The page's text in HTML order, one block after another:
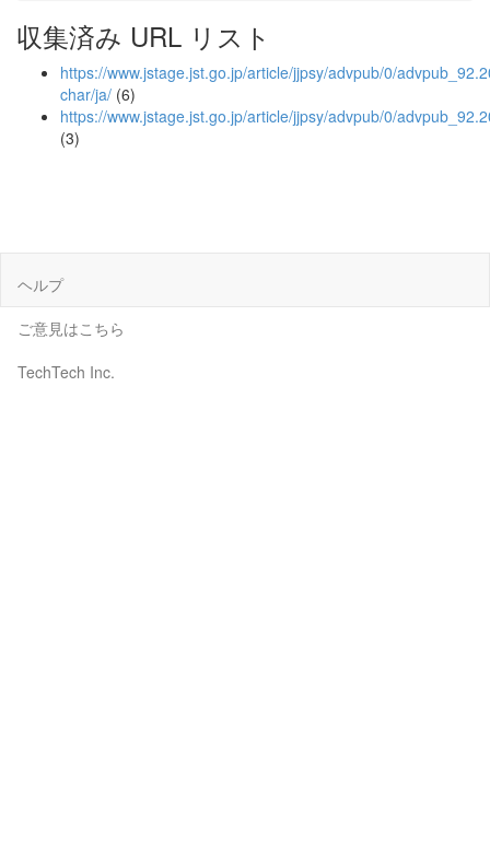
収集済み URL リスト
https://www.jstage.jst.go.jp/article/jjpsy/advpub/0/
char/ja/ (6)
https://www.jstage.jst.go.jp/article/jjpsy/advpub/0/
(3)
ヘルプ
ご意見はこちら
TechTech Inc.